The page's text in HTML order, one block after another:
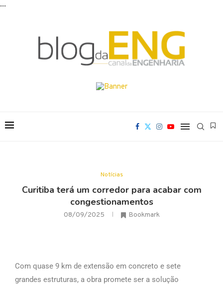
...
Notícias
Curitiba terá um corredor para acabar com
congestionamentos
08/09/2025 Bookmark
Com quase 9 km de extensão em concreto e sete
grandes estruturas, a obra promete ser a solução